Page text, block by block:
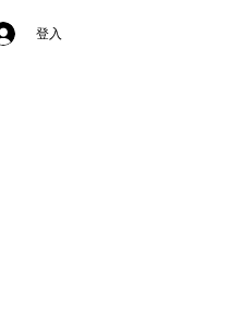
登入